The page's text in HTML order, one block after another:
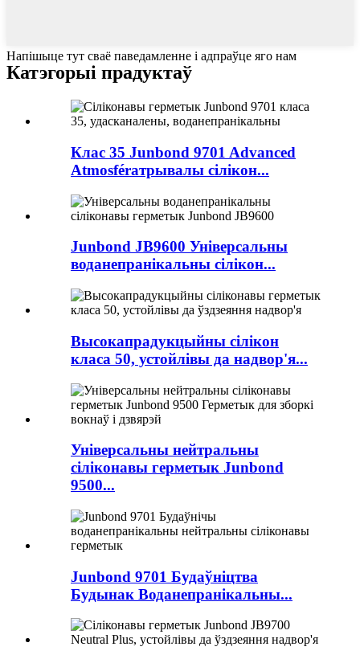
Напішыце тут сваё паведамленне і адпраўце яго нам
Катэгорыі прадуктаў
Клас 35 Junbond 9701 Advanced
Atmosférатрывалы сілікон...
Junbond JB9600 Універсальны
воданепранікальны сілікон...
Высокапрадукцыйны сілікон
класа 50, устойлівы да надвор'я...
Універсальны нейтральны
сіліконавы герметык Junbond
9500...
Junbond 9701 Будаўніцтва
Будынак Воданепранікальны...